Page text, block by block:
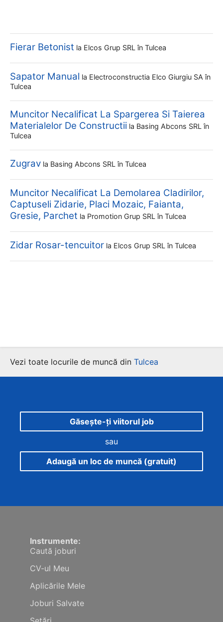
Fierar Betonist la Elcos Grup SRL în Tulcea
Sapator Manual la Electroconstructia Elco Giurgiu SA în
Tulcea
Muncitor Necalificat La Spargerea Si Taierea
Materialelor De Constructii la Basing Abcons SRL în
Tulcea
Zugrav la Basing Abcons SRL în Tulcea
Muncitor Necalificat La Demolarea Cladirilor,
Captuseli Zidarie, Placi Mozaic, Faianta,
Gresie, Parchet la Promotion Grup SRL în Tulcea
Zidar Rosar-tencuitor la Elcos Grup SRL în Tulcea
Vezi toate locurile de muncă din Tulcea
Găsește-ți viitorul job
sau
Adaugă un loc de muncă (gratuit)
Instrumente:
Caută joburi
CV-ul Meu
Aplicările Mele
Joburi Salvate